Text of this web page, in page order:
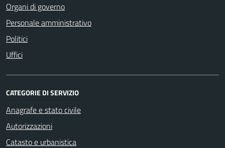
Organi di governo
Personale amministrativo
Politici
Uffici
CATEGORIE DI SERVIZIO
Anagrafe e stato civile
Autorizzazioni
Catasto e urbanistica